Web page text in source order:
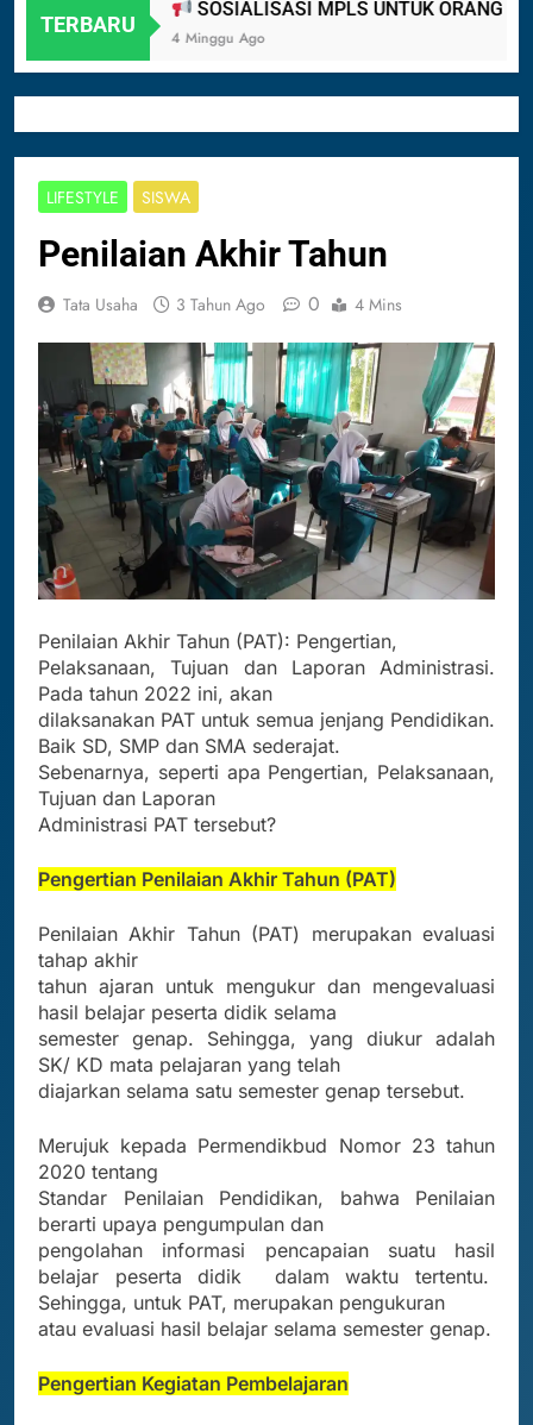
TERBARU
SOSIALISASI MPLS UNTUK ORANG TUA
4 Minggu Ago
LIFESTYLE SISWA
Penilaian Akhir Tahun
Tata Usaha 3 Tahun Ago 0 4 Mins
Penilaian Akhir Tahun (PAT): Pengertian,
Pelaksanaan, Tujuan dan Laporan Administrasi.
Pada tahun 2022 ini, akan
dilaksanakan PAT untuk semua jenjang Pendidikan.
Baik SD, SMP dan SMA sederajat.
Sebenarnya, seperti apa Pengertian, Pelaksanaan,
Tujuan dan Laporan
Administrasi PAT tersebut?
Pengertian Penilaian Akhir Tahun (PAT)
Penilaian Akhir Tahun (PAT) merupakan evaluasi
tahap akhir
tahun ajaran untuk mengukur dan mengevaluasi
hasil belajar peserta didik selama
semester genap. Sehingga, yang diukur adalah
SK/ KD mata pelajaran yang telah
diajarkan selama satu semester genap tersebut.
Merujuk kepada Permendikbud Nomor 23 tahun
2020 tentang
Standar Penilaian Pendidikan, bahwa Penilaian
berarti upaya pengumpulan dan
pengolahan informasi pencapaian suatu hasil
belajar peserta didik
dalam waktu tertentu.
Sehingga, untuk PAT, merupakan pengukuran
atau evaluasi hasil belajar selama semester genap.
Pengertian Kegiatan Pembelajaran